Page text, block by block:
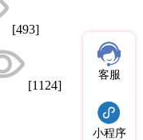
[493]
[1124]
客服
小程序